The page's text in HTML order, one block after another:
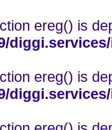
ereg() is
ereg() is